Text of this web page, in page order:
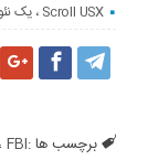
Scroll USX ، یک نئودولار با قدرت ZK را برای پرداخت راه اندازی می کند
برچسب ها : ، FBI